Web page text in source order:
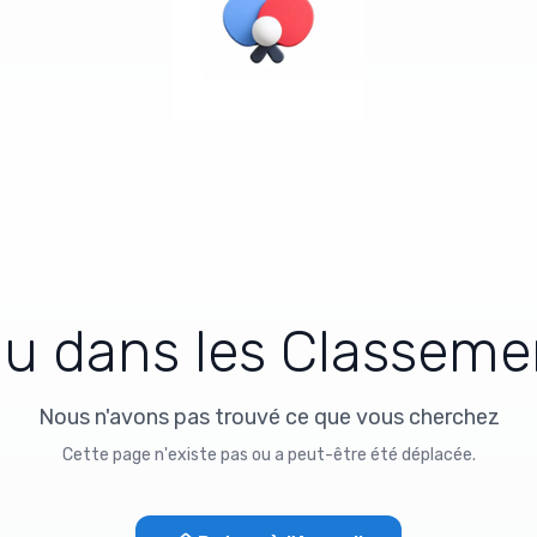
u dans les Classeme
Nous n'avons pas trouvé ce que vous cherchez
Cette page n'existe pas ou a peut-être été déplacée.